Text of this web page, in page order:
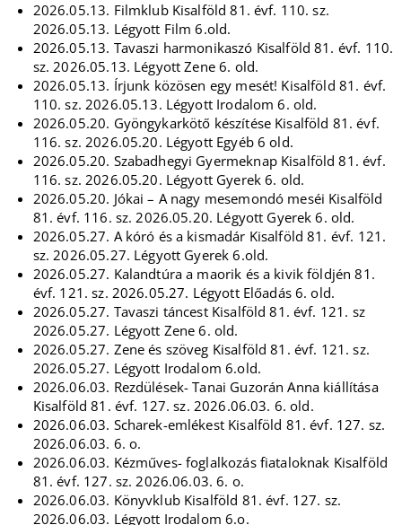
2026.05.13. Filmklub Kisalföld 81. évf. 110. sz.
2026.05.13. Légyott Film 6.old.
2026.05.13. Tavaszi harmonikaszó Kisalföld 81. évf. 110.
sz. 2026.05.13. Légyott Zene 6. old.
2026.05.13. Írjunk közösen egy mesét! Kisalföld 81. évf.
110. sz. 2026.05.13. Légyott Irodalom 6. old.
2026.05.20. Gyöngykarkötő készítése Kisalföld 81. évf.
116. sz. 2026.05.20. Légyott Egyéb 6 old.
2026.05.20. Szabadhegyi Gyermeknap Kisalföld 81. évf.
116. sz. 2026.05.20. Légyott Gyerek 6. old.
2026.05.20. Jókai – A nagy mesemondó meséi Kisalföld
81. évf. 116. sz. 2026.05.20. Légyott Gyerek 6. old.
2026.05.27. A kóró és a kismadár Kisalföld 81. évf. 121.
sz. 2026.05.27. Légyott Gyerek 6.old.
2026.05.27. Kalandtúra a maorik és a kivik földjén 81.
évf. 121. sz. 2026.05.27. Légyott Előadás 6. old.
2026.05.27. Tavaszi táncest Kisalföld 81. évf. 121. sz
2026.05.27. Légyott Zene 6. old.
2026.05.27. Zene és szöveg Kisalföld 81. évf. 121. sz.
2026.05.27. Légyott Irodalom 6.old.
2026.06.03. Rezdülések- Tanai Guzorán Anna kiállítása
Kisalföld 81. évf. 127. sz. 2026.06.03. 6. old.
2026.06.03. Scharek-emlékest Kisalföld 81. évf. 127. sz.
2026.06.03. 6. o.
2026.06.03. Kézműves- foglalkozás fiataloknak Kisalföld
81. évf. 127. sz. 2026.06.03. 6. o.
2026.06.03. Könyvklub Kisalföld 81. évf. 127. sz.
2026.06.03. Légyott Irodalom 6.o.